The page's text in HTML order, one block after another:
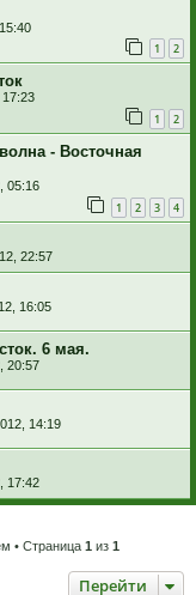
1 2
17:23
1 2
- Восточная
05:16
1 2 3 4
22:57
16:05
6 мая.
20:57
14:19
17:42
• Страница 1 из 1
Перейти